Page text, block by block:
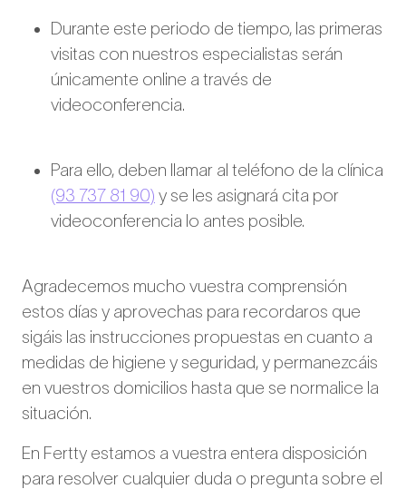
Durante este periodo de tiempo, las primeras
visitas con nuestros especialistas serán
únicamente online a través de
videoconferencia.
Para ello, deben llamar al teléfono de la clínica
(93 737 81 90) y se les asignará cita por
videoconferencia lo antes posible.
Agradecemos mucho vuestra comprensión
estos días y aprovechas para recordaros que
sigáis las instrucciones propuestas en cuanto a
medidas de higiene y seguridad, y permanezcáis
en vuestros domicilios hasta que se normalice la
situación.
En Fertty estamos a vuestra entera disposición
para resolver cualquier duda o pregunta sobre el